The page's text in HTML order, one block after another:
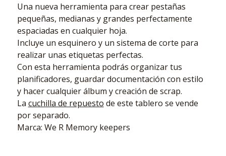
Una nueva herramienta para crear pestañas
pequeñas, medianas y grandes perfectamente
espaciadas en cualquier hoja.
Incluye un esquinero y un sistema de corte para
realizar unas etiquetas perfectas.
Con esta herramienta podrás organizar tus
planificadores, guardar documentación con estilo
y hacer cualquier álbum y creación de scrap.
La cuchilla de repuesto de este tablero se vende
por separado.
Marca: We R Memory keepers